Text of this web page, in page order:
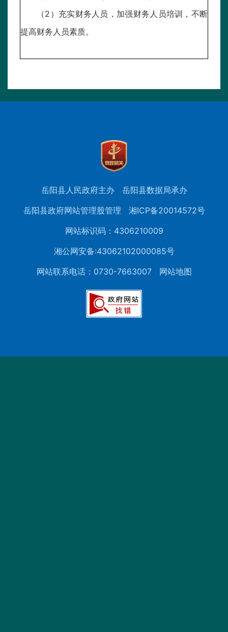
（2）充实财务人员，加强财务人员培训，不断
提高财务人员素质。
岳阳县人民政府主办
岳阳县数据局承办
岳阳县政府网站管理股管理
湘ICP备20014572号
网站标识码：4306210009
湘公网安备:43062102000085号
网站联系电话：0730-7663007
网站地图